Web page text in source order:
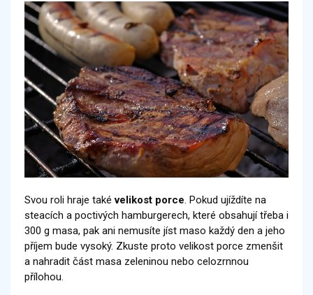
Svou roli hraje takévelikost porce. Pokud ujíždíte na
steacích a poctivých hamburgerech, které obsahují třeba i
300 g masa, pak ani nemusíte jíst maso každý den a jeho
příjem bude vysoký. Zkuste proto velikost porce zmenšit
a nahradit část masa zeleninou nebo celozrnnou
přílohou.